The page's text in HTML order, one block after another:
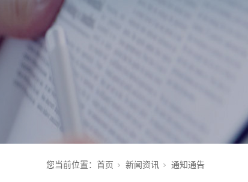
您当前位置： 首页 新闻资讯 通知通告